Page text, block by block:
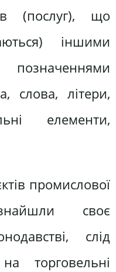
(послуг), що
іншими
слова, літери,
елементи,
промислової
своє
слід
торговельні